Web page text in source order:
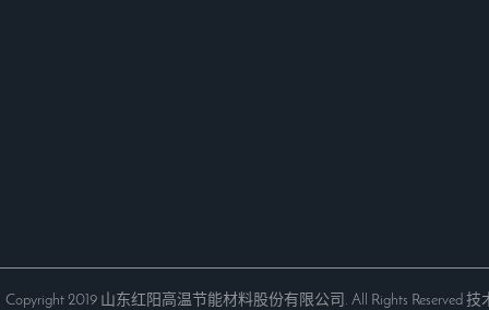
Copyright 2019 山东红阳高温节能材料股份有限公司. All Rights Reserved